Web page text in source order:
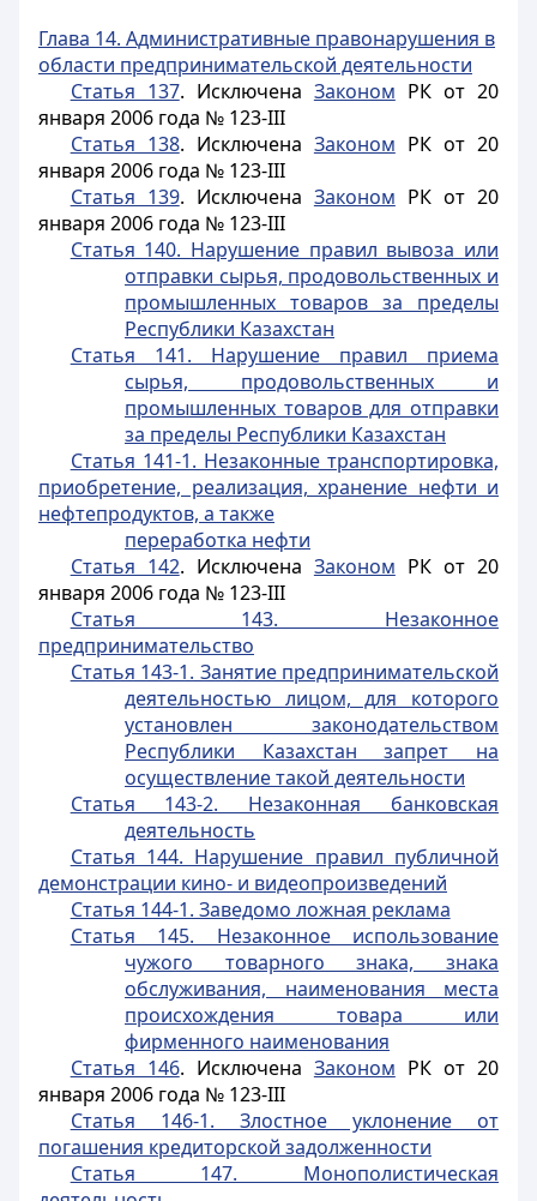
Глава 14. Административные правонарушения в
области предпринимательской деятельности
Статья 137. Исключена Законом РК от 20
января 2006 года № 123-III
Статья 138. Исключена Законом РК от 20
января 2006 года № 123-III
Статья 139. Исключена Законом РК от 20
января 2006 года № 123-III
Статья 140. Нарушение правил вывоза или
отправки сырья, продовольственных и
промышленных товаров за пределы
Республики Казахстан
Статья 141. Нарушение правил приема
сырья, продовольственных и
промышленных товаров для отправки
за пределы Республики Казахстан
Статья 141-1. Незаконные транспортировка,
приобретение, реализация, хранение нефти и
нефтепродуктов, а также
переработка нефти
Статья 142. Исключена Законом РК от 20
января 2006 года № 123-III
Статья 143. Незаконное
предпринимательство
Статья 143-1. Занятие предпринимательской
деятельностью лицом, для которого
установлен законодательством
Республики Казахстан запрет на
осуществление такой деятельности
Статья 143-2. Незаконная банковская
деятельность
Статья 144. Нарушение правил публичной
демонстрации кино- и видеопроизведений
Статья 144-1. Заведомо ложная реклама
Статья 145. Незаконное использование
чужого товарного знака, знака
обслуживания, наименования места
происхождения товара или
фирменного наименования
Статья 146. Исключена Законом РК от 20
января 2006 года № 123-III
Статья 146-1. Злостное уклонение от
погашения кредиторской задолженности
Статья 147. Монополистическая